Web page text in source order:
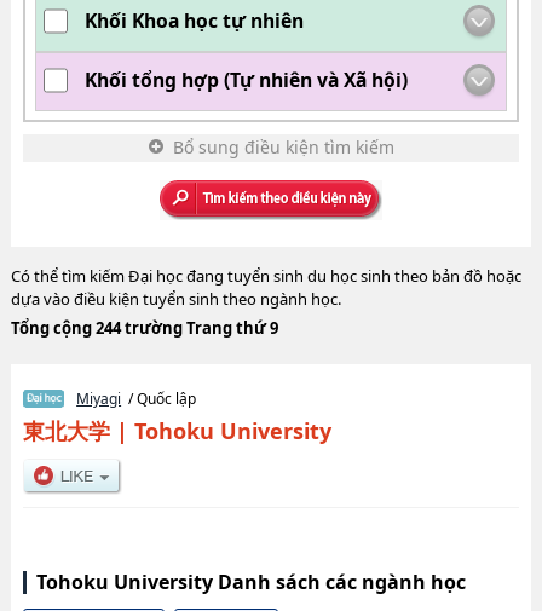
Khối Khoa học tự nhiên
Khối tổng hợp (Tự nhiên và Xã hội)
Bổ sung điều kiện tìm kiếm
Có thể tìm kiếm Đại học đang tuyển sinh du học sinh theo bản đồ hoặc
dựa vào điều kiện tuyển sinh theo ngành học.
Tổng cộng 244 trường Trang thứ 9
Miyagi / Quốc lập
東北大学| Tohoku University
Tohoku University Danh sách các ngành học